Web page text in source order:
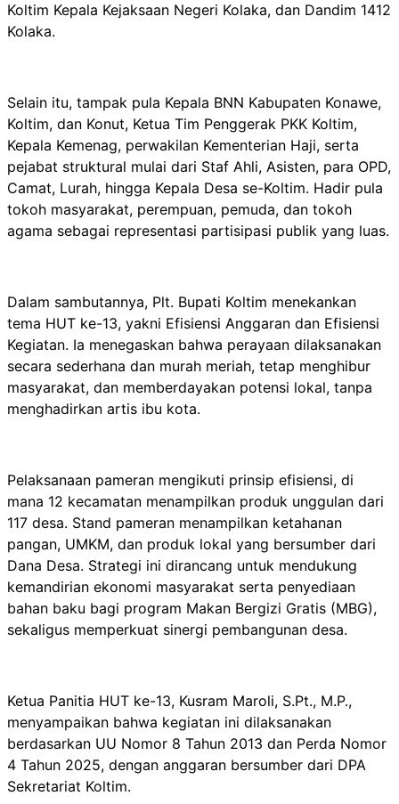
Koltim Kepala Kejaksaan Negeri Kolaka, dan Dandim 1412
Kolaka.
Selain itu, tampak pula Kepala BNN Kabupaten Konawe,
Koltim, dan Konut, Ketua Tim Penggerak PKK Koltim,
Kepala Kemenag, perwakilan Kementerian Haji, serta
pejabat struktural mulai dari Staf Ahli, Asisten, para OPD,
Camat, Lurah, hingga Kepala Desa se-Koltim. Hadir pula
tokoh masyarakat, perempuan, pemuda, dan tokoh
agama sebagai representasi partisipasi publik yang luas.
Dalam sambutannya, Plt. Bupati Koltim menekankan
tema HUT ke-13, yakni Efisiensi Anggaran dan Efisiensi
Kegiatan. Ia menegaskan bahwa perayaan dilaksanakan
secara sederhana dan murah meriah, tetap menghibur
masyarakat, dan memberdayakan potensi lokal, tanpa
menghadirkan artis ibu kota.
Pelaksanaan pameran mengikuti prinsip efisiensi, di
mana 12 kecamatan menampilkan produk unggulan dari
117 desa. Stand pameran menampilkan ketahanan
pangan, UMKM, dan produk lokal yang bersumber dari
Dana Desa. Strategi ini dirancang untuk mendukung
kemandirian ekonomi masyarakat serta penyediaan
bahan baku bagi program Makan Bergizi Gratis (MBG),
sekaligus memperkuat sinergi pembangunan desa.
Ketua Panitia HUT ke-13, Kusram Maroli, S.Pt., M.P.,
menyampaikan bahwa kegiatan ini dilaksanakan
berdasarkan UU Nomor 8 Tahun 2013 dan Perda Nomor
4 Tahun 2025, dengan anggaran bersumber dari DPA
Sekretariat Koltim.